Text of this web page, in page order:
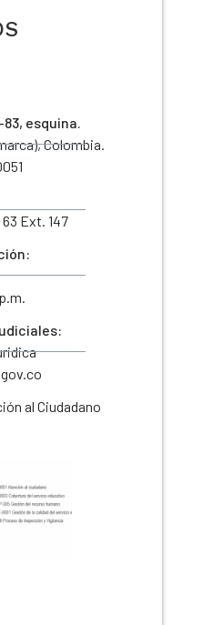
83, esquina.
Colombia.
Ext. 147
al Ciudadano